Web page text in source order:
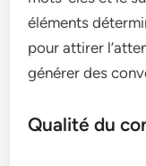
éléments
pour attirer
générer des
Qualité du